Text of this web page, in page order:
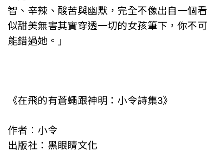
智、辛辣、酸苦與幽默，完全不像出自一個看
似甜美無害其實穿透一切的女孩筆下，你不可
能錯過她。」
《在飛的有蒼蠅跟神明：小令詩集3》
作者：小令
出版社：黑眼睛文化